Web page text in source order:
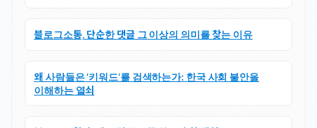
블로그소통, 단순한 댓글 그 이상의 의미를 찾는 이유
왜 사람들은 ‘키워드’를 검색하는가: 한국 사회 불안을
이해하는 열쇠